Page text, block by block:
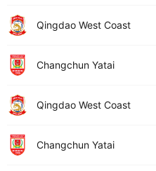
Qingdao West Coast
Changchun Yatai
Qingdao West Coast
Changchun Yatai